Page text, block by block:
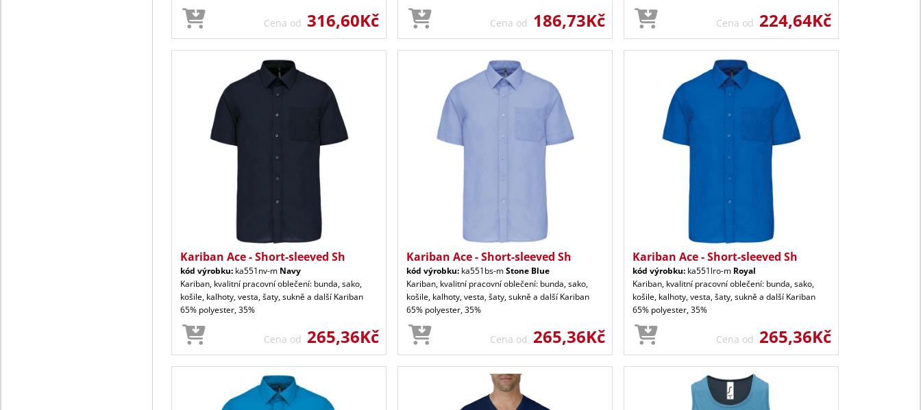
Cena od 316,60Kč Cena od 186,73Kč Cena od 224,64Kč
Kariban Ace - Short-sleeved Sh
kód výrobku: ka551nv-m Navy
Kariban, kvalitní pracovní oblečení: bunda, sako,
košile, kalhoty, vesta, šaty, sukně a další Kariban
65% polyester, 35%
Cena od 265,36Kč
Kariban Ace - Short-sleeved Sh
kód výrobku: ka551bs-mStone Blue
Kariban, kvalitní pracovní oblečení: bunda, sako,
košile, kalhoty, vesta, šaty, sukně a další Kariban
65% polyester, 35%
Cena od 265,36Kč
Kariban Ace - Short-sleeved Sh
kód výrobku: ka551lro-m Royal
Kariban, kvalitní pracovní oblečení: bunda, sako,
košile, kalhoty, vesta, šaty, sukně a další Kariban
65% polyester, 35%
Cena od 265,36Kč